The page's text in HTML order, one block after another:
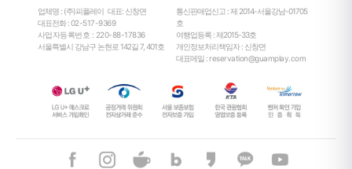
업체명 : (주)피플레이 대표: 신창면
대표전화 :02-517-9369
사업자등록번호 : 220-88-17836
서울특별시 강남구 논현로 142길 7, 401호
통신판매업신고 : 제 2014-서울강남-01705
호
여행업등록 : 제2015-33호
개인정보처리책임자 : 신창면
대표메일 :reservation@guamplay.com